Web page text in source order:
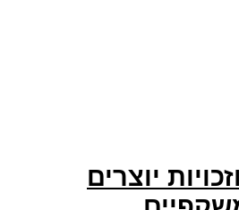
יוצרים